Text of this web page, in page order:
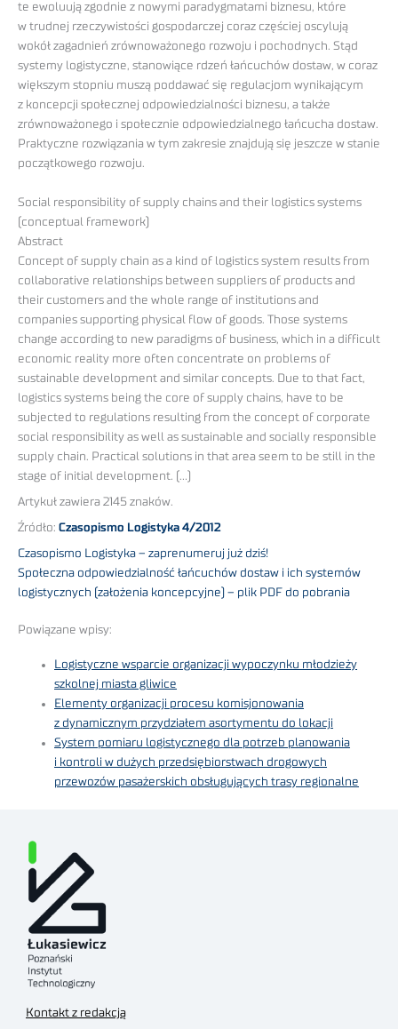
te ewoluują zgodnie z nowymi paradygmatami biznesu, które
w trudnej rzeczywistości gospodarczej coraz częściej oscylują
wokół zagadnień zrównoważonego rozwoju i pochodnych. Stąd
systemy logistyczne, stanowiące rdzeń łańcuchów dostaw, w coraz
większym stopniu muszą poddawać się regulacjom wynikającym
z koncepcji społecznej odpowiedzialności biznesu, a także
zrównoważonego i społecznie odpowiedzialnego łańcucha dostaw.
Praktyczne rozwiązania w tym zakresie znajdują się jeszcze w stanie
początkowego rozwoju.
Social responsibility of supply chains and their logistics systems
(conceptual framework)
Abstract
Concept of supply chain as a kind of logistics system results from
collaborative relationships between suppliers of products and
their customers and the whole range of institutions and
companies supporting physical flow of goods. Those systems
change according to new paradigms of business, which in a difficult
economic reality more often concentrate on problems of
sustainable development and similar concepts. Due to that fact,
logistics systems being the core of supply chains, have to be
subjected to regulations resulting from the concept of corporate
social responsibility as well as sustainable and socially responsible
supply chain. Practical solutions in that area seem to be still in the
stage of initial development. (…)
Artykuł zawiera 2145 znaków.
Źródło: Czasopismo Logistyka 4/2012
Czasopismo Logistyka – zaprenumeruj już dziś!
Społeczna odpowiedzialność łańcuchów dostaw i ich systemów
logistycznych (założenia koncepcyjne) – plik PDF do pobrania
Powiązane wpisy:
Logistyczne wsparcie organizacji wypoczynku młodzieży
szkolnej miasta gliwice
Elementy organizacji procesu komisjonowania
z dynamicznym przydziałem asortymentu do lokacji
System pomiaru logistycznego dla potrzeb planowania
i kontroli w dużych przedsiębiorstwach drogowych
przewozów pasażerskich obsługujących trasy regionalne
Kontakt z redakcją